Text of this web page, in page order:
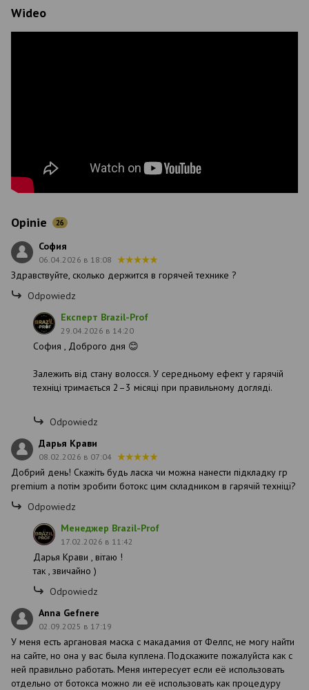
Wideo
Opinie 26
София
06.04.2026 в 18:08
Здравствуйте, сколько держится в горячей технике ?
Odpowiedz
Експерт Brazil-Prof
29.04.2026 в 14:20
София , Доброго дня 😊
Залежить від стану волосся. У середньому ефект у гарячій
техніці тримається 2–3 місяці при правильному догляді.
Odpowiedz
Дарья Крави
08.02.2026 в 07:04
Добрий день! Скажіть будь ласка чи можна нанести підкладку rp
premium а потім зробити ботокс цим складником в гарячій техніці?
Odpowiedz
Менеджер Brazil-Prof
17.02.2026 в 11:42
Дарья Крави , вітаю !
так , звичайно )
Odpowiedz
Anna Gefnere
02.09.2025 в 17:19
У меня есть аргановая маска с макадамия от Фелпс, не могу найти
на сайте, но она у вас была куплена. Подскажите пожалуйста как с
ней правильно работать. Меня интересует если её использовать
отдельно от ботокса можно ли её использовать как процедуру